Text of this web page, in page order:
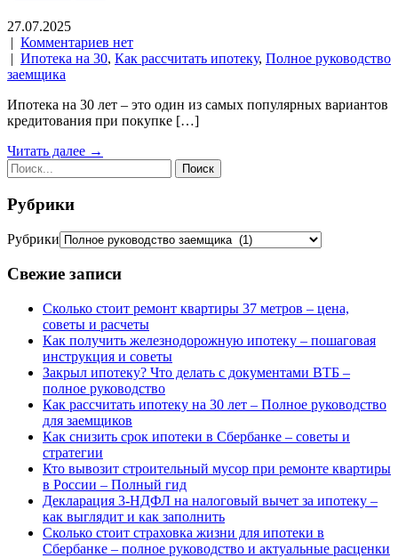
27.07.2025
| Комментариев нет
| Ипотека на 30, Как рассчитать ипотеку, Полное руководство
заемщика
Ипотека на 30 лет – это один из самых популярных вариантов
кредитования при покупке […]
Читать далее →
Рубрики
Рубрики
Свежие записи
Сколько стоит ремонт квартиры 37 метров – цена,
советы и расчеты
Как получить железнодорожную ипотеку – пошаговая
инструкция и советы
Закрыл ипотеку? Что делать с документами ВТБ –
полное руководство
Как рассчитать ипотеку на 30 лет – Полное руководство
для заемщиков
Как снизить срок ипотеки в Сбербанке – советы и
стратегии
Кто вывозит строительный мусор при ремонте квартиры
в России – Полный гид
Декларация 3-НДФЛ на налоговый вычет за ипотеку –
как выглядит и как заполнить
Сколько стоит страховка жизни для ипотеки в
Сбербанке – полное руководство и актуальные расценки